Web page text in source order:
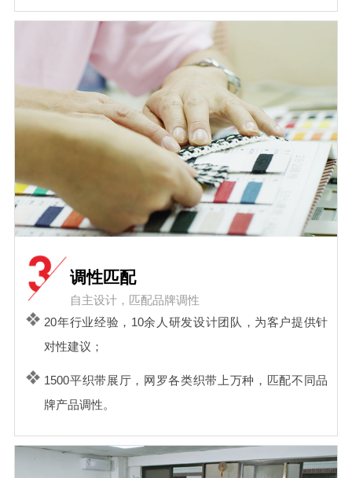
调性匹配
自主设计，匹配品牌调性
20年行业经验，10余人研发设计团队，为客户提供针
对性建议；
1500平织带展厅，网罗各类织带上万种，匹配不同品
牌产品调性。